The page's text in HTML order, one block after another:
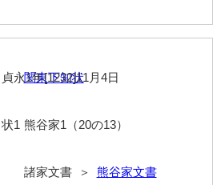
関東下知状
熊谷家1（20の13）
諸家文書 ＞ 熊谷家文書
貞永1年[1232]11月4日
状1